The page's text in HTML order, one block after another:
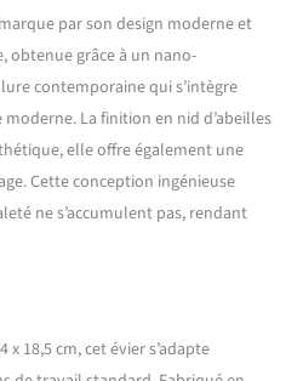
Acier inoxydable de haute
qualité : fabriqué en acier
inoxydable SUS304 de haute
qualité, avec une forte
résistance à la corrosion,
solide et durable,
augmentant la durée de vie
de l'évier de cuisine en acier
inoxydable. Facile à
renforçant la tension de
l'huile et obtenant un effet
par son design moderne et
obtenue grâce à un nano-
contemporaine qui s’intègre
La finition en nid d’abeilles
elle offre également une
Cette conception ingénieuse
ne s’accumulent pas, rendant
x 18,5 cm, cet évier s’adapte